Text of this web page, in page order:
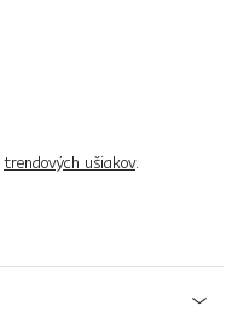
trendových ušiakov.